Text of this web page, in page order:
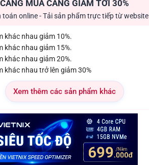
CÀNG MUA CÀNG GIẢM TỚI 30%
toán online - Tải sản phẩm trực tiếp từ website
khác nhau giảm 10%.
khác nhau giảm 15%.
khác nhau giảm 20%.
khác nhau trở lên giảm 30%
Xem thêm các sản phẩm khác